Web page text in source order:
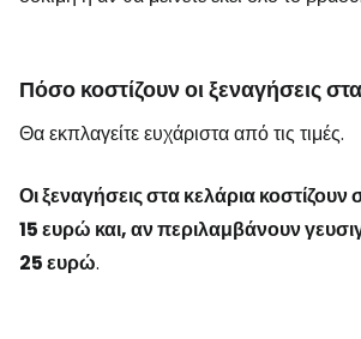
Πόσο κοστίζουν οι ξεναγήσεις
Θα εκπλαγείτε ευχάριστα από τις τιμές.
Οι ξεναγήσεις στα κελάρια
15 ευρώ και, αν περιλαμβάνουν
25 ευρώ.